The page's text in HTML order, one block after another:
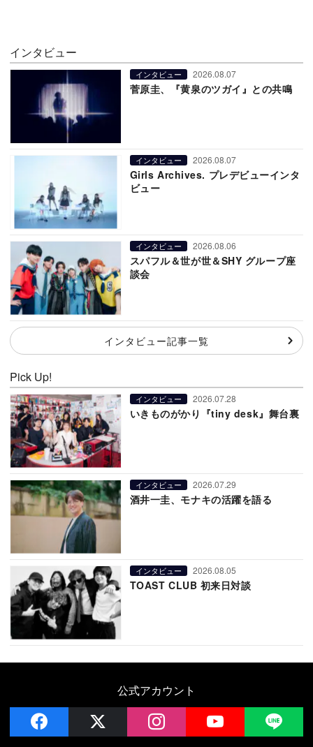
インタビュー
インタビュー 2026.08.07
菅原圭、『黄泉のツガイ』との共鳴
インタビュー 2026.08.07
Girls Archives. プレデビューインタ
ビュー
インタビュー 2026.08.06
スパフル＆世が世＆SHY グループ座
談会
インタビュー記事一覧
Pick Up!
インタビュー 2026.07.28
いきものがかり『tiny desk』舞台裏
インタビュー 2026.07.29
酒井一圭、モナキの活躍を語る
インタビュー 2026.08.05
TOAST CLUB 初来日対談
公式アカウント
facebook instagram YouTube